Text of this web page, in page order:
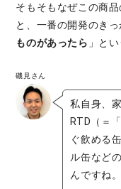
そもそもなぜこの商
と、一番の開発のき
ものがあったら 」と
磯見さん
私自身、
RTD（＝
ぐ飲める
ル缶など
んですね。